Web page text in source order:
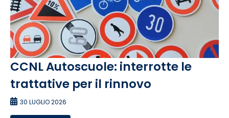
CCNL Autoscuole: interrotte le
trattative per il rinnovo
30 LUGLIO 2026